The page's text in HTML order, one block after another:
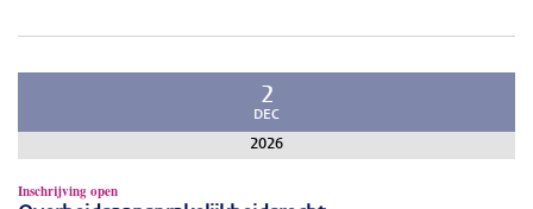
2
DEC
2026
Inschrijving open